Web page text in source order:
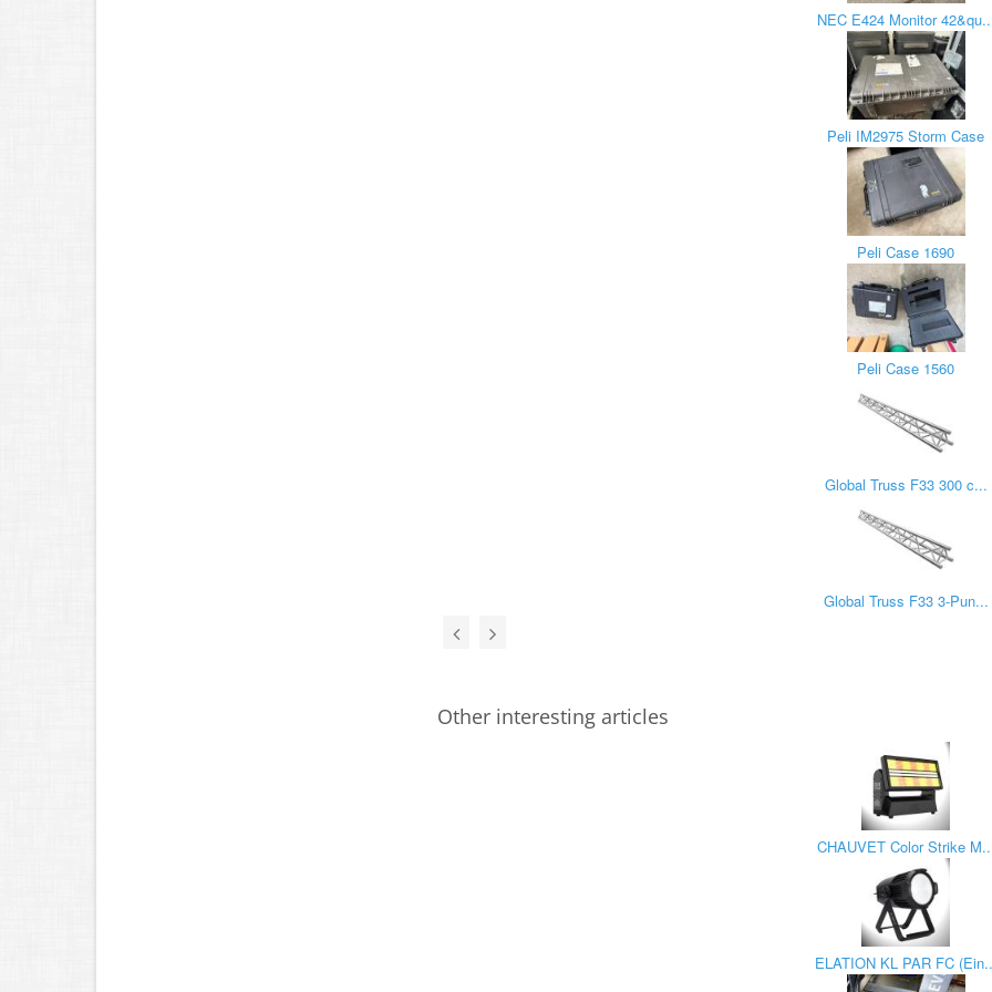
NEC E424 Monitor
Peli IM2975 Storm Case
Peli Case 1690
Peli Case 1560
Global Truss F33 300 c...
Global Truss F33 3-Pun...
Other interesting articles
CHAUVET Color Strike
ELATION KL PAR FC